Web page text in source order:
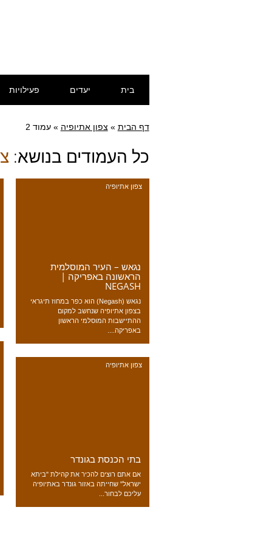
לתוכן
בית יעדים פעילויות
דף הבית » צפון אתיופיה »עמוד 2
כל העמודים בנושא:
צפון אתיופיה
נגאש – העיר המוסלמית
הראשונה באפריקה |
NEGASH
נגאש (Negash) הוא כפר במחוז תיגראי
בצפון אתיופיה שנחשב למקום
ההתיישבות המוסלמי הראשון
באפריקה....
צפון אתיופיה
בתי הכנסת בגונדר
אם אתם רוצים להכיר את קהילת "ביתא
ישראל" שחייתה באזור גונדר באתיופיה
עליכם לבחור...